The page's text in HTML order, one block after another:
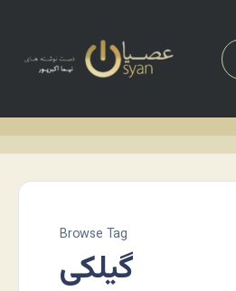
Browse Tag
گیلکی